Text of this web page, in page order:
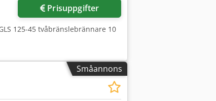
Prisuppgifter
125-45 tvåbränslebrännare 10
Småannons